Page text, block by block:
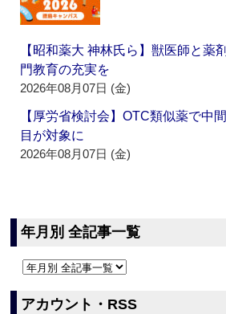
【昭和薬大 神林氏ら】獣医師と薬
門教育の充実を
2026年08月07日 (金)
【厚労省検討会】OTC類似薬で中
目が対象に
2026年08月07日 (金)
年月別 全記事一覧
アカウント・RSS